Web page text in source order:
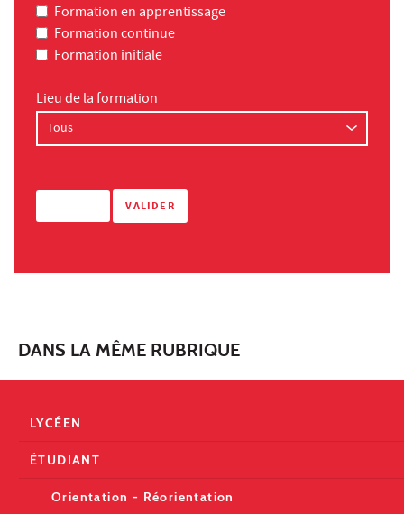
Formation en apprentissage
Formation continue
Formation initiale
Lieu de la formation
DANS LA MÊME RUBRIQUE
LYCÉEN
ÉTUDIANT
Orientation - Réorientation